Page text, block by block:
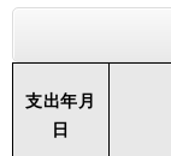
支出年月
日